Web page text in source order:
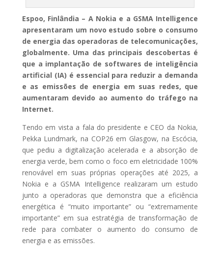
Espoo, Finlândia – A Nokia e a GSMA Intelligence
apresentaram um novo estudo sobre o consumo
de energia das operadoras de telecomunicações,
globalmente. Uma das principais descobertas é
que a implantação de softwares de inteligência
artificial (IA) é essencial para reduzir a demanda
e as emissões de energia em suas redes, que
aumentaram devido ao aumento do tráfego na
Internet.
Tendo em vista a fala do presidente e CEO da Nokia,
Pekka Lundmark, na COP26 em Glasgow, na Escócia,
que pediu a digitalização acelerada e a absorção de
energia verde, bem como o foco em eletricidade 100%
renovável em suas próprias operações até 2025, a
Nokia e a GSMA Intelligence realizaram um estudo
junto a operadoras que demonstra que a eficiência
energética é “muito importante” ou “extremamente
importante” em sua estratégia de transformação de
rede para combater o aumento do consumo de
energia e as emissões.